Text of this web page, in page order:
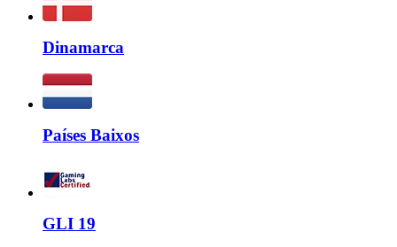
Dinamarca
Países Baixos
GLI 19